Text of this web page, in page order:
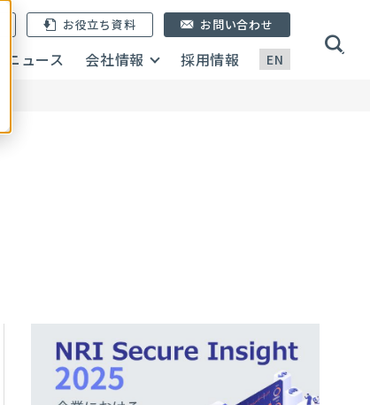
EN
お役立ち資料
ニュース 会社情報 採用情報
お問い合わせ